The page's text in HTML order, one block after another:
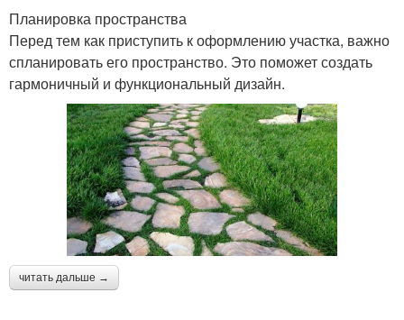
Планировка пространства
Перед тем как приступить к оформлению участка, важно
спланировать его пространство. Это поможет создать
гармоничный и функциональный дизайн.
читать дальше →